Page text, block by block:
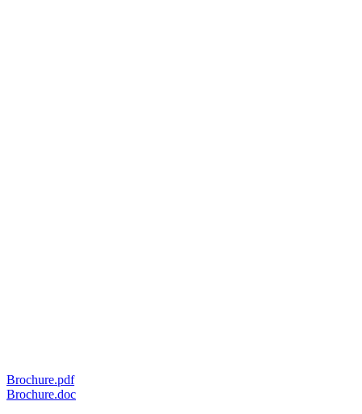
Brochure.pdf
Brochure.doc